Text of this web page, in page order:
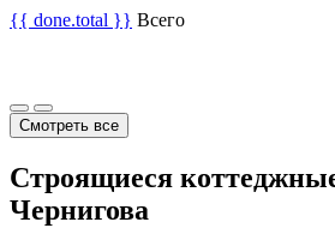
{{ done.total }} Всего
Смотреть все
Строящиеся
Чернигова